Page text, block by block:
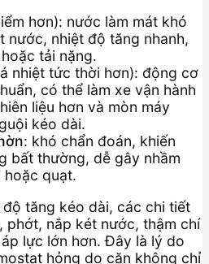
hơn): nước làm mát khó
nước, nhiệt độ tăng nhanh,
tải nặng.
nhiệt tức thời hơn): động cơ
có thể làm xe vận hành
liệu hơn và mòn máy
kéo dài.
: khó chẩn đoán, khiến
bất thường, dễ gây nhầm
hoặc quạt.
tăng kéo dài, các chi tiết
phớt, nắp két nước, thậm chí
lực lớn hơn. Đây là lý do
hỏng do cặn không chỉ